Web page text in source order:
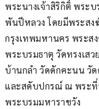
พระนางเจ้าสิริกิติ์ พระ
พันปีหลวง โดยมีพระสง
กรุงเทพมหานคร พระส
พระบรมธาตุ วัดทรงเส
บ้านกลำ วัดดักคะนน วั
และสดับปกรณ์ ณ พระที่
พระบรมมหาราชวัง